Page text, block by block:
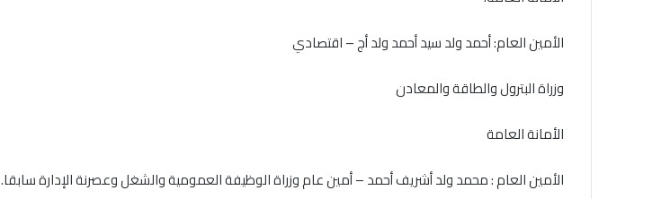
الأمين العام: أحمد ولد سيد أحمد ولد أج – اقتصادي
وزراة البترول والطاقة والمعادن
الأمانة العامة
الأمين العام : محمد ولد أشريف أحمد – أمين عام وزراة الوظيفة العمومية والشغل وعصرنة الإدارة سابقا.